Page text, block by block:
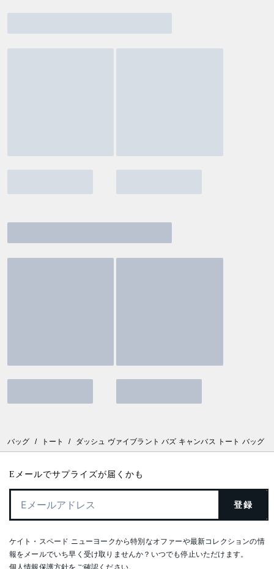
バッグ / トート / ダッシュ ヴァイブラント バズ キャンバス トート バッグ
Eメールでサプライズが届くかも
登録
ケイト・スペード ニューヨークから特別なオファーや最新コレクションの情
報をメールでいち早く受け取りませんか？いつでも停止いただけます。
個人情報保護方針をご確認ください。